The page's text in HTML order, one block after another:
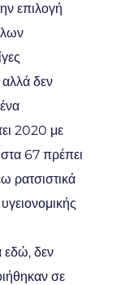
επιλογή
δεν
2020 με
67 πρέπει
ρατσιστικά
εδώ, δεν
σε